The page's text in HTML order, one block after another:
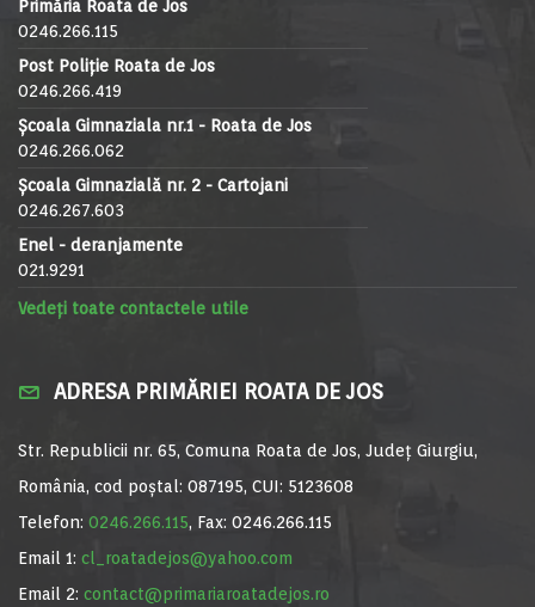
Primăria Roata de Jos
0246.266.115
Post Poliție Roata de Jos
0246.266.419
Școala Gimnaziala nr.1 - Roata de Jos
0246.266.062
Școala Gimnazială nr. 2 - Cartojani
0246.267.603
Enel - deranjamente
021.9291
Vedeți toate contactele utile
ADRESA PRIMĂRIEI ROATA DE JOS
Str. Republicii nr. 65, Comuna Roata de Jos, Județ Giurgiu,
România, cod poștal: 087195, CUI: 5123608
Telefon: 0246.266.115, Fax: 0246.266.115
Email 1: cl_roatadejos@yahoo.com
Email 2: contact@primariaroatadejos.ro